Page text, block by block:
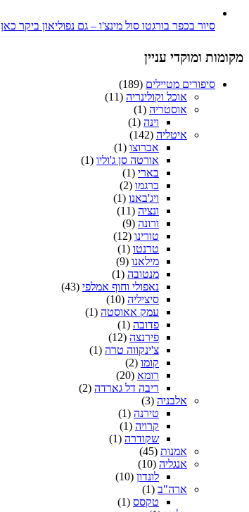
סיור בכפר בורגטו סול מינצ'ו – גם נפוליאון ביקר כאן
מקומות ומוקדי עניין
סיפורים מטיילים (189)
אוכל וקולינריה (11)
אוסטריה (1)
וינה (1)
איטליה (142)
אברוצו (1)
אורטה סן ג'וליו (1)
בארי (1)
ברגמו (2)
ויג'באנו (1)
ונציה (11)
ורונה (9)
טורינו (12)
טרנטו (1)
מילאנו (9)
מנטובה (1)
נאפולי וחוף אמלפי (43)
סיציליה (10)
עמק אאוסטה (1)
פדובה (1)
פירנצה (12)
צ'ינקווה טרה (1)
קומו (2)
רומא (20)
ריבה דל גארדה (2)
אלבניה (3)
טירנה (1)
קרויה (1)
שקודרה (1)
אמנות (45)
אנגליה (10)
לונדון (10)
ארה"ב (1)
טקסס (1)